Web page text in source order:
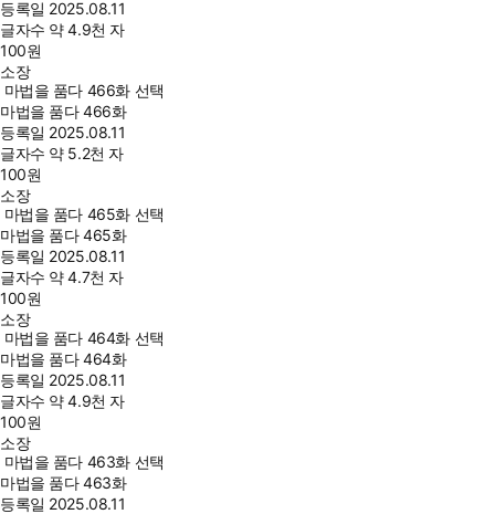
등록일 2025.08.11
글자수 약 4.9천 자
100원
소장
마법을 품다 466화 선택
마법을 품다 466화
등록일 2025.08.11
글자수 약 5.2천 자
100원
소장
마법을 품다 465화 선택
마법을 품다 465화
등록일 2025.08.11
글자수 약 4.7천 자
100원
소장
마법을 품다 464화 선택
마법을 품다 464화
등록일 2025.08.11
글자수 약 4.9천 자
100원
소장
마법을 품다 463화 선택
마법을 품다 463화
등록일 2025.08.11